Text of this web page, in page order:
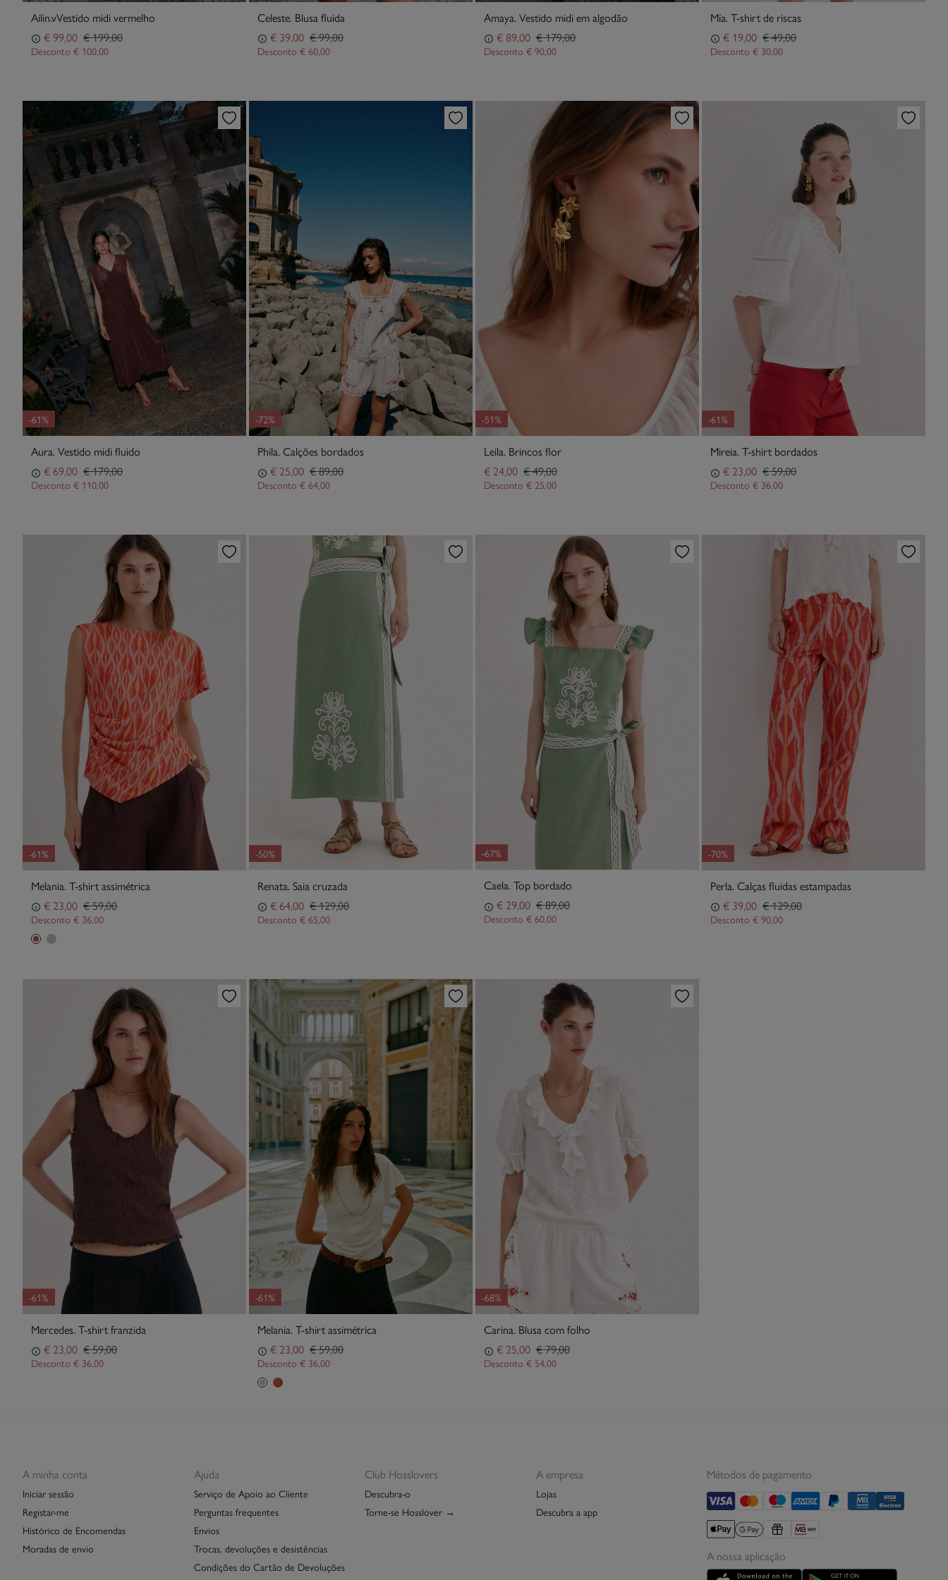
Ailin.vVestido midi vermelho
€ 99,00 € 199,00
Desconto € 100,00
Celeste. Blusa fluida
€ 39,00 € 99,00
Desconto € 60,00
Amaya. Vestido midi em algodão
€ 89,00 € 179,00
Desconto € 90,00
Mía. T-shirt de riscas
€ 19,00 € 49,00
Desconto € 30,00
-61%
Aura. Vestido midi fluido
€ 69,00 € 179,00
Desconto € 110,00
-72%
Phila. Calções bordados
€ 25,00 € 89,00
Desconto € 64,00
-51%
Leila. Brincos flor
€ 24,00 € 49,00
Desconto € 25,00
-61%
Mireia. T-shirt bordados
€ 23,00 € 59,00
Desconto € 36,00
-61%
Melania. T-shirt assimétrica
€ 23,00 € 59,00
Desconto € 36,00
-50%
Renata. Saia cruzada
€ 64,00 € 129,00
Desconto € 65,00
-67%
Caela. Top bordado
€ 29,00 € 89,00
Desconto € 60,00
-70%
Perla. Calças fluidas estampadas
€ 39,00 € 129,00
Desconto € 90,00
-61%
Mercedes. T-shirt franzida
€ 23,00 € 59,00
Desconto € 36,00
-61%
Melania. T-shirt assimétrica
€ 23,00 € 59,00
Desconto € 36,00
-68%
Carina. Blusa com folho
€ 25,00 € 79,00
Desconto € 54,00
A minha conta
Iniciar sessão
Registar-me
Histórico de Encomendas
Moradas de envio
Ajuda
Serviço de Apoio ao Cliente
Perguntas frequentes
Envios
Trocas, devoluções e desistências
Condições do Cartão de Devoluções
Club Hosslovers
Descubra-o
Torne-se Hosslover →
A empresa
Lojas
Descubra a app
Métodos de pagamento
A nossa aplicação